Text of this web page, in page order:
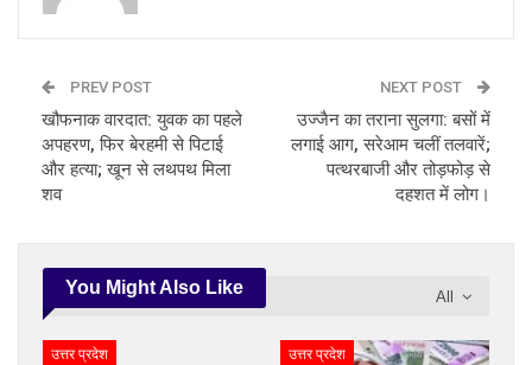
PREV POST
खौफनाक वारदात: युवक का पहले
अपहरण, फिर बेरहमी से पिटाई
और हत्या; खून से लथपथ मिला
शव
NEXT POST
उज्जैन का तराना सुलगा: बसों में
लगाई आग, सरेआम चलीं तलवारें;
पत्थरबाजी और तोड़फोड़ से
दहशत में लोग।
All
You Might Also Like
उत्तर प्रदेश उत्तर प्रदेश